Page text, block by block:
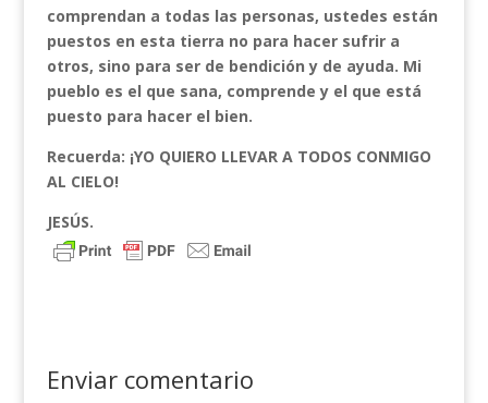
comprendan a todas las personas, ustedes están
puestos en esta tierra no para hacer sufrir a
otros, sino para ser de bendición y de ayuda. Mi
pueblo es el que sana, comprende y el que está
puesto para hacer el bien.
Recuerda: ¡YO QUIERO LLEVAR A TODOS CONMIGO
AL CIELO!
JESÚS.
Enviar comentario